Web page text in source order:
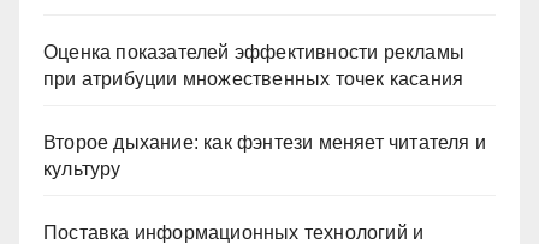
Оценка показателей эффективности рекламы
при атрибуции множественных точек касания
Второе дыхание: как фэнтези меняет читателя и
культуру
Поставка информационных технологий и